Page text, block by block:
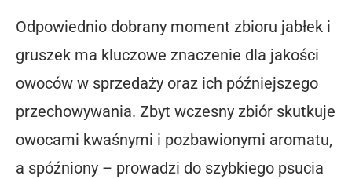
Odpowiednio dobrany moment zbioru jabłek i
gruszek ma kluczowe znaczenie dla jakości
owoców w sprzedaży oraz ich późniejszego
przechowywania. Zbyt wczesny zbiór skutkuje
owocami kwaśnymi i pozbawionymi aromatu,
a spóźniony – prowadzi do szybkiego psucia